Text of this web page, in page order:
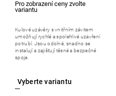
Kulové uzávěry s vnitřním závitem
umožňují rychlé a spolehlivé uzavření
potrubí. Jsou odolné, snadno se
instalují a zajišťují těsné a bezpečné
spoje.